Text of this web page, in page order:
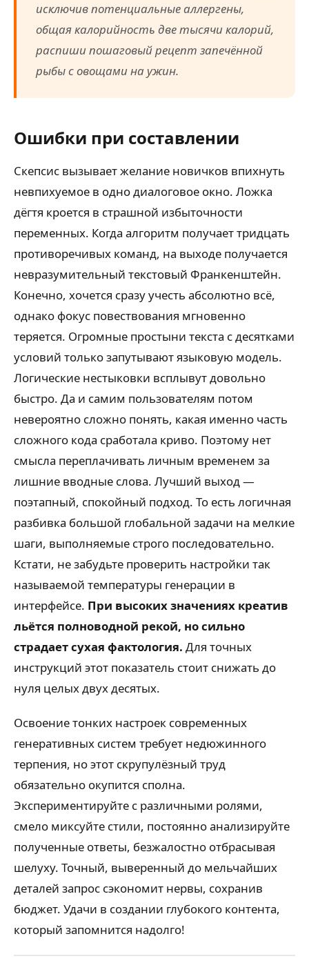
исключив потенциальные аллергены,
общая калорийность две тысячи калорий,
распиши пошаговый рецепт запечённой
рыбы с овощами на ужин.
Ошибки при составлении
Скепсис вызывает желание новичков впихнуть
невпихуемое в одно диалоговое окно. Ложка
дёгтя кроется в страшной избыточности
переменных. Когда алгоритм получает тридцать
противоречивых команд, на выходе получается
невразумительный текстовый Франкенштейн.
Конечно, хочется сразу учесть абсолютно всё,
однако фокус повествования мгновенно
теряется. Огромные простыни текста с десятками
условий только запутывают языковую модель.
Логические нестыковки всплывут довольно
быстро. Да и самим пользователям потом
невероятно сложно понять, какая именно часть
сложного кода сработала криво. Поэтому нет
смысла переплачивать личным временем за
лишние вводные слова. Лучший выход —
поэтапный, спокойный подход. То есть логичная
разбивка большой глобальной задачи на мелкие
шаги, выполняемые строго последовательно.
Кстати, не забудьте проверить настройки так
называемой температуры генерации в
интерфейсе. При высоких значениях креатив
льётся полноводной рекой, но сильно
страдает сухая фактология. Для точных
инструкций этот показатель стоит снижать до
нуля целых двух десятых.
Освоение тонких настроек современных
генеративных систем требует недюжинного
терпения, но этот скрупулёзный труд
обязательно окупится сполна.
Экспериментируйте с различными ролями,
смело миксуйте стили, постоянно анализируйте
полученные ответы, безжалостно отбрасывая
шелуху. Точный, выверенный до мельчайших
деталей запрос сэкономит нервы, сохранив
бюджет. Удачи в создании глубокого контента,
который запомнится надолго!